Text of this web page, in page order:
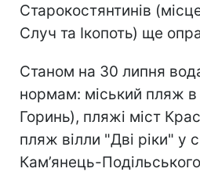
Старокостянтинів
Случ та Ікопоть) ще
Станом на 30 липня
нормам: міський пляж в
Горинь), пляжі міст
пляж вілли "Дві ріки" у
Кам’янець-